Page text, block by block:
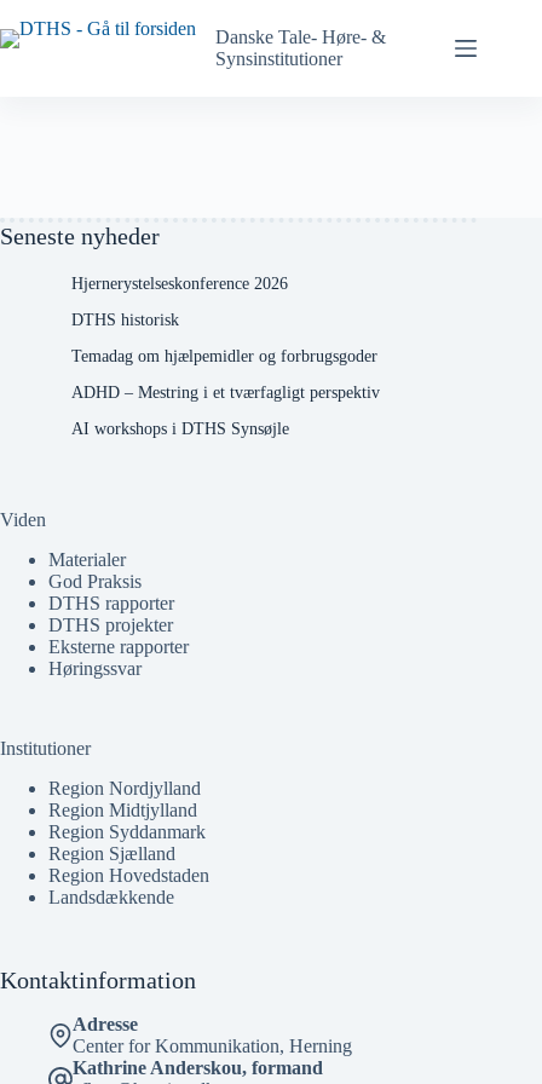
til
indhold
Danske Tale- Høre- &
Synsinstitutioner
Seneste nyheder
Hjernerystelseskonference 2026
DTHS historisk
Temadag om hjælpemidler og forbrugsgoder
ADHD – Mestring i et tværfagligt perspektiv
AI workshops i DTHS Synsøjle
Viden
Materialer
God Praksis
DTHS rapporter
DTHS projekter
Eksterne rapporter
Høringssvar
Institutioner
Region Nordjylland
Region Midtjylland
Region Syddanmark
Region Sjælland
Region Hovedstaden
Landsdækkende
Kontaktinformation
Adresse
Center for Kommunikation, Herning
Kathrine Anderskou, formand